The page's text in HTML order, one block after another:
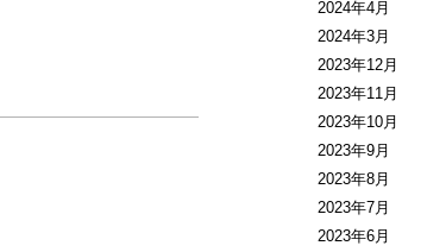
2024年4月
2024年3月
2023年12月
2023年11月
2023年10月
2023年9月
2023年8月
2023年7月
2023年6月